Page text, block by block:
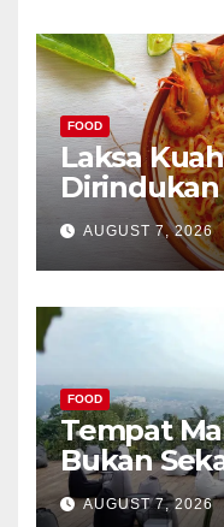
FOOD
Laksa
Dirindukan
AUGUST 7, 2026
FOOD
Tempat
Bukan
AUGUST 7, 2026